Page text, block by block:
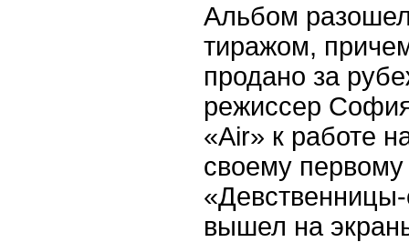
Альбом
тиражом,
продано за
режиссер
«Air» к работе
своему
вышел на